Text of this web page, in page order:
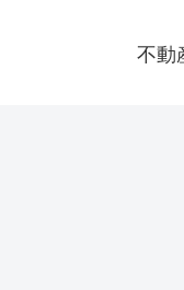
不動